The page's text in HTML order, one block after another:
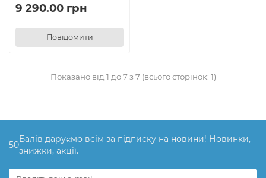
9 290.00 грн
Повідомити
Показано від 1 до 7 з 7 (всього сторінок: 1)
50
Балів даруємо всім за підписку на новини! Новинки,
знижки, акції.